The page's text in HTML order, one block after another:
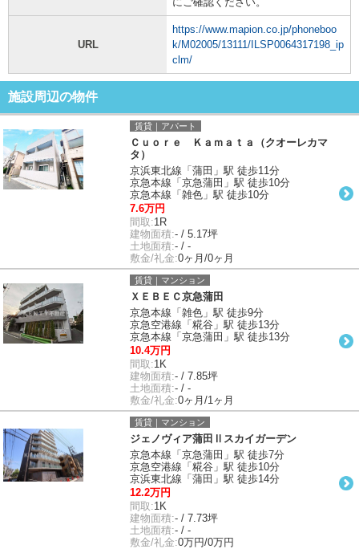
URL
https://www.mapion.co.jp/phoneboo
k/M02005/13111/ILSP0064317198_ip
clm/
施設周辺の物件
賃貸｜アパート
Ｃｕｏｒｅ Ｋａｍａｔａ（クオーレカマ
タ）
京浜東北線「蒲田」駅 徒歩11分
京急本線「京急蒲田」駅 徒歩10分
京急本線「雑色」駅 徒歩10分
7.6万円
間取:1R
建物面積:- / 5.17坪
土地面積:- / -
敷金/礼金:0ヶ月/0ヶ月
賃貸｜マンション
ＸＥＢＥＣ京急蒲田
京急本線「雑色」駅 徒歩9分
京急空港線「糀谷」駅 徒歩13分
京急本線「京急蒲田」駅 徒歩13分
10.4万円
間取:1K
建物面積:- / 7.85坪
土地面積:- / -
敷金/礼金:0ヶ月/1ヶ月
賃貸｜マンション
ジェノヴィア蒲田Ⅱスカイガーデン
京急本線「京急蒲田」駅 徒歩7分
京急空港線「糀谷」駅 徒歩10分
京浜東北線「蒲田」駅 徒歩14分
12.2万円
間取:1K
建物面積:- / 7.73坪
土地面積:- / -
敷金/礼金:0万円/0万円